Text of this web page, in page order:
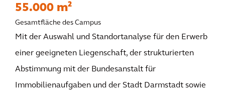
55.000 m²
Gesamtfläche des Campus
Mit der Auswahl und Standortanalyse für den Erwerb
einer geeigneten Liegenschaft, der strukturierten
Abstimmung mit der Bundesanstalt für
Immobilienaufgaben und der Stadt Darmstadt sowie